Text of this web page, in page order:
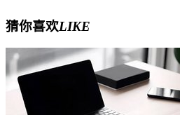
猜你喜欢LIKE